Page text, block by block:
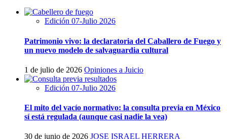
Edición 07-Julio 2026
Patrimonio vivo: la declaratoria del Caballero de Fuego y
un nuevo modelo de salvaguardia cultural
1 de julio de 2026 Opiniones a Juicio
Edición 07-Julio 2026
El mito del vacío normativo: la consulta previa en México
sí está regulada (aunque casi nadie la vea)
30 de junio de 2026 JOSE ISRAEL HERRERA